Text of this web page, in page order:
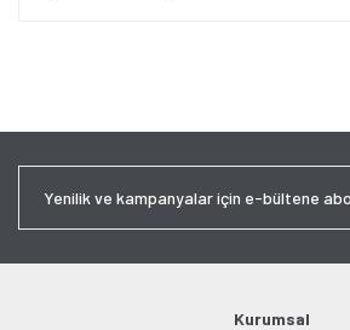
Ürün açıklamasında eksik bilgiler bulunuyor.
Bu ürüne benzer farklı alternatifler olmalı.
Kurumsal